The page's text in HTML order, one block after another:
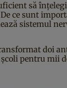
să
ce sunt
sistemul
doi
pentru mii